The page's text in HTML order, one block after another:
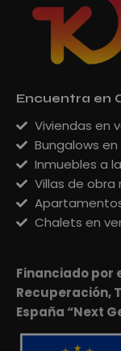
Encuentra en
Viviendas en
Bungalows
Inmuebles a
Villas de obra
Chalets en
Financiado por
Recuperación,
España “Next